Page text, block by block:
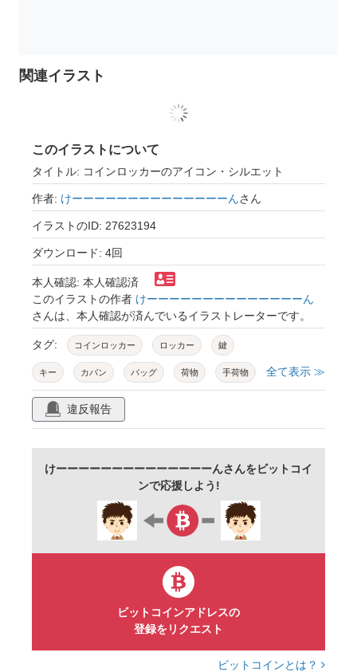
関連イラスト
このイラストについて
タイトル: コインロッカーのアイコン・シルエット
作者: けーーーーーーーーーーーーーーんさん
イラストのID: 27623194
ダウンロード: 4回
本人確認: 本人確認済
このイラストの作者 けーーーーーーーーーーーーーーん
さんは、本人確認が済んでいるイラストレーターです。
タグ: コインロッカー ロッカー 鍵
キー カバン バッグ 荷物 手荷物
預かり所 一時預かり
旅行 観光 出張 駅 空港
イラスト 素材 単色
シンプル マーク サイン 記号
トラベル ビジネス
便利用品
ベクター 白背景
全て表示 ≫
違反報告
けーーーーーーーーーーーーーーんさんをビットコイ
ンで応援しよう!
ビットコインアドレスの
登録をリクエスト
ビットコインとは？